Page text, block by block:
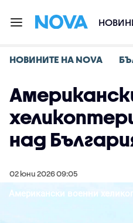
НОВИНИТЕ НА NOVA
над
02 юни 2026 09:05